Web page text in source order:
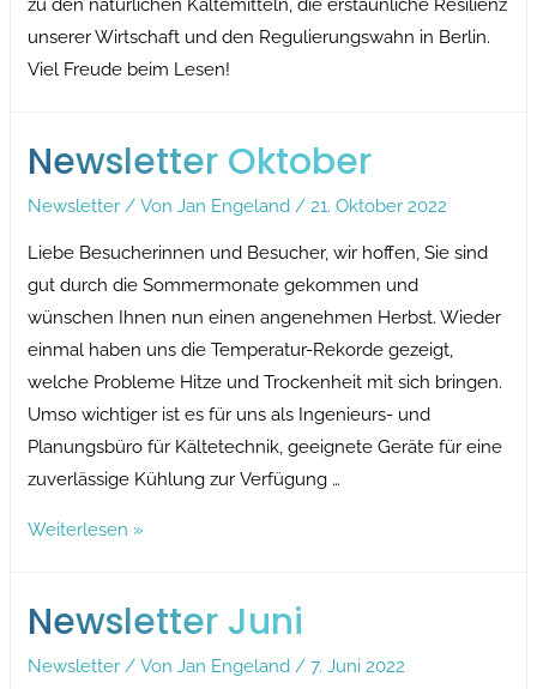
unserer Wirtschaft und den Regulierungswahn in Berlin.
Viel Freude beim Lesen!
Newsletter Oktober
Newsletter / VonJan Engeland /21. Oktober 2022
Liebe Besucherinnen und Besucher, wir hoffen, Sie sind
gut durch die Sommermonate gekommen und
wünschen Ihnen nun einen angenehmen Herbst. Wieder
einmal haben uns die Temperatur-Rekorde gezeigt,
welche Probleme Hitze und Trockenheit mit sich bringen.
Umso wichtiger ist es für uns als Ingenieurs- und
Planungsbüro für Kältetechnik, geeignete Geräte für eine
zuverlässige Kühlung zur Verfügung …
Newsletter
Weiterlesen »
Newsletter Juni
Newsletter / VonJan Engeland /7. Juni 2022